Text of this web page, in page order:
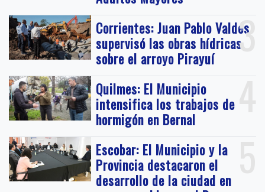
3
Corrientes: Juan Pablo Valdés
supervisó las obras hídricas
sobre el arroyo Pirayuí
4
Quilmes: El Municipio
intensifica los trabajos de
hormigón en Bernal
5
Escobar: El Municipio y la
Provincia destacaron el
desarrollo de la ciudad en